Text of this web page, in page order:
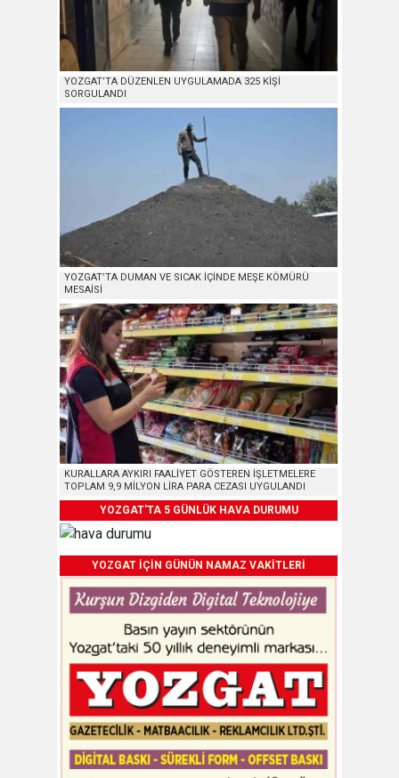
YOZGAT’TA DÜZENLEN UYGULAMADA 325 KİŞİ
SORGULANDI
YOZGAT’TA DUMAN VE SICAK İÇİNDE MEŞE KÖMÜRÜ
MESAİSİ
KURALLARA AYKIRI FAALİYET GÖSTEREN İŞLETMELERE
TOPLAM 9,9 MİLYON LİRA PARA CEZASI UYGULANDI
YOZGAT'TA 5 GÜNLÜK HAVA DURUMU
YOZGAT İÇİN GÜNÜN NAMAZ VAKİTLERİ